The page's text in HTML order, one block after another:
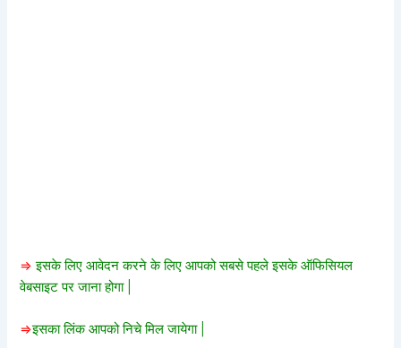
=> इसके लिए आवेदन करने के लिए आपको सबसे पहले इसके ऑफिसियल
वेबसाइट पर जाना होगा |
=>इसका लिंक आपको निचे मिल जायेगा |